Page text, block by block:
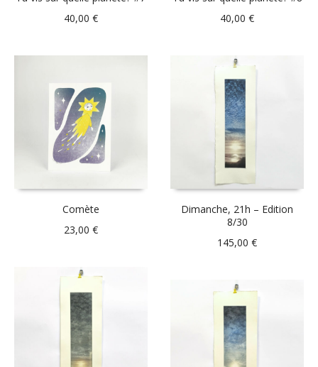
40,00 €
40,00€
Comète
23,00 €
Dimanche, 21h – Edition
8/30
145,00€